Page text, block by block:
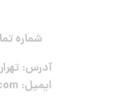
شماره تماس:
آدرس:
ایمیل: safaglue@gmail.com